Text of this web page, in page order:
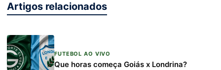
Artigos relacionados
FUTEBOL AO VIVO
Que horas começa Goiás x Londrina?